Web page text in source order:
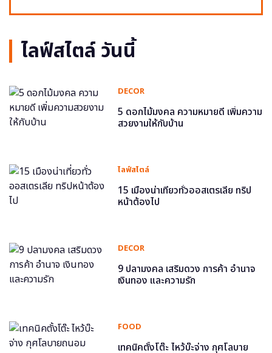
ไลฟ์สไตล์ วันนี้
DECOR
5 ดอกไม้มงคล ความหมายดี เพิ่มความ
สวยงามให้กับบ้าน
ไลฟ์สไตล์
15 เมืองน่าเที่ยวทั่วออสเตรเลีย ทริป
หน้าต้องไป
DECOR
9 ปลามงคล เสริมดวง การค้า อำนาจ
เงินทอง และความรัก
FOOD
เทคนิคตั้งโต๊ะ ไหว้บ๊ะจ่าง กุศโลบาย